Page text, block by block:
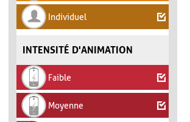
Individuel
INTENSITÉ D'ANIMATION
Faible
Moyenne